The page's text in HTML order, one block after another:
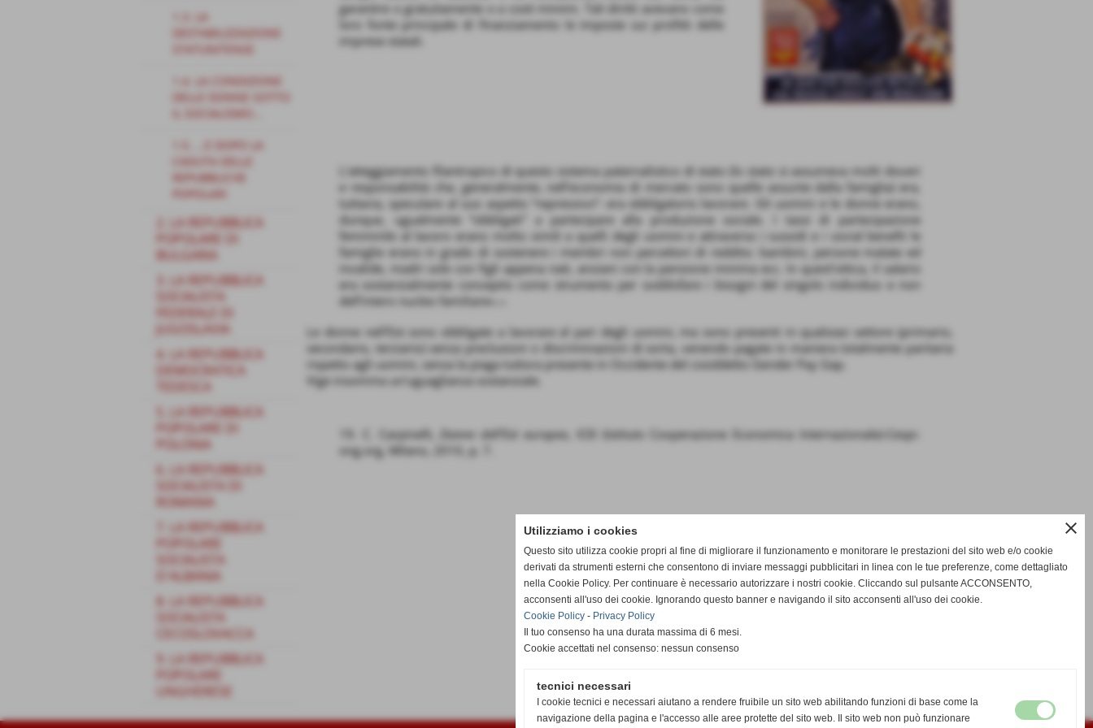
1.3. LA
DESTABILIZZAZIONE
1.4. LA CONDIZIONE
DELLE DONNE SOTTO
IL SOCIALISMO...
1.5. ...E DOPO LA
CADUTA DELLE
REPUBBLICHE
POPOLARI
2. LA REPUBBLICA
POPOLARE DI
BULGARIA
3. LA REPUBBLICA
SOCIALISTA
FEDERALE DI
4. LA REPUBBLICA
DEMOCRATICA
5. LA REPUBBLICA
POPOLARE DI
POLONIA
6. LA REPUBBLICA
SOCIALISTA DI
ROMANIA
7. LA REPUBBLICA
POPOLARE
SOCIALISTA
D'ALBANIA
8. LA REPUBBLICA
SOCIALISTA
CECOSLOVACCA
9. LA REPUBBLICA
POPOLARE
UNGHERESE
garantire o gratuitamente o a costi minimi. Tali diritti avevano come
loro fonte principale di finanziamento le imposte sui profitti delle
imprese statali.
L’atteggiamento filantropico di questo sistema paternalistico di stato (lo stato si assumeva molti doveri
e responsabilità che, generalmente, nell’economia di mercato sono quelle assunte dalla famiglia) era,
tuttavia, speculare al suo aspetto “repressivo”: era obbligatorio lavorare. Gli uomini e le donne erano,
dunque, ugualmente “obbligati” a partecipare alla produzione sociale. I tassi di partecipazione
femminile al lavoro erano molto simili a quelli degli uomini e attraverso i sussidi e i social benefit le
famiglie erano in grado di sostenere i membri non percettori di reddito: bambini, persone malate ed
invalide, madri sole con figli appena nati, anziani con la pensione minima ecc. In quest’ottica, il salario
era sostanzialmente concepito come strumento per soddisfare i bisogni del singolo individuo e non
dell’intero nucleo familiare».
Le donne nell'Est sono obbligate a lavorare al pari degli uomini, ma sono presenti in qualsiasi settore (primario,
secondario, terziario) senza preclusioni o discriminazioni di sorta, venendo pagate in maniera totalmente paritaria
rispetto agli uomini, senza la piaga tuttora presente in Occidente del cosiddetto Gender Pay Gap.
Vige insomma un'uguaglianza sostanziale.
19. C. Carpinelli, Donne dell’Est europeo , ICEI (Istituto Cooperazione Economica Internazionale)-Cespi-
ong.org, Milano, 2010, p. 7.
close
Utilizziamo i cookies
Questo sito utilizza cookie propri al fine di migliorare il funzionamento e monitorare le prestazioni del sito web e/o cookie
derivati da strumenti esterni che consentono di inviare messaggi pubblicitari in linea con le tue preferenze, come dettagliato
nella Cookie Policy. Per continuare è necessario autorizzare i nostri cookie. Cliccando sul pulsante ACCONSENTO,
acconsenti all'uso dei cookie. Ignorando questo banner e navigando il sito acconsenti all'uso dei cookie.
Cookie Policy - Privacy Policy
Il tuo consenso ha una durata massima di 6 mesi.
Cookie accettati nel consenso: nessun consenso
tecnici necessari
I cookie tecnici e necessari aiutano a rendere fruibile un sito web abilitando funzioni di base come la
navigazione della pagina e l'accesso alle aree protette del sito web. Il sito web non può funzionare